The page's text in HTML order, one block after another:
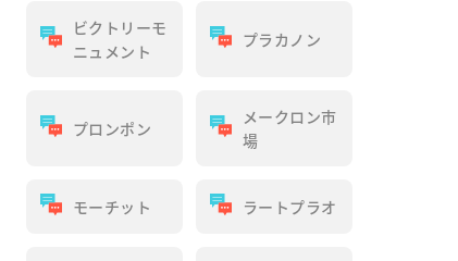
ビクトリーモ
ニュメント
プラカノン
プロンポン
メークロン市
場
モーチット ラートプラオ